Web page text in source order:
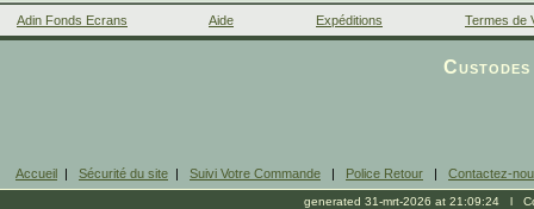
Adin Fonds Ecrans Aide Expéditions Termes de
Accueil | Sécurité du site | Suivi Votre Commande | Police Retour | Contactez-
generated 31-mrt-2026 at 21:09:24 l